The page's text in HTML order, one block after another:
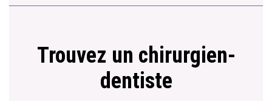
Trouvez un chirurgien-
dentiste